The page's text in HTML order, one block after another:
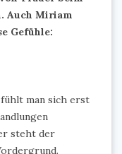
Auch Miriam
Gefühle:
man sich erst
steht der